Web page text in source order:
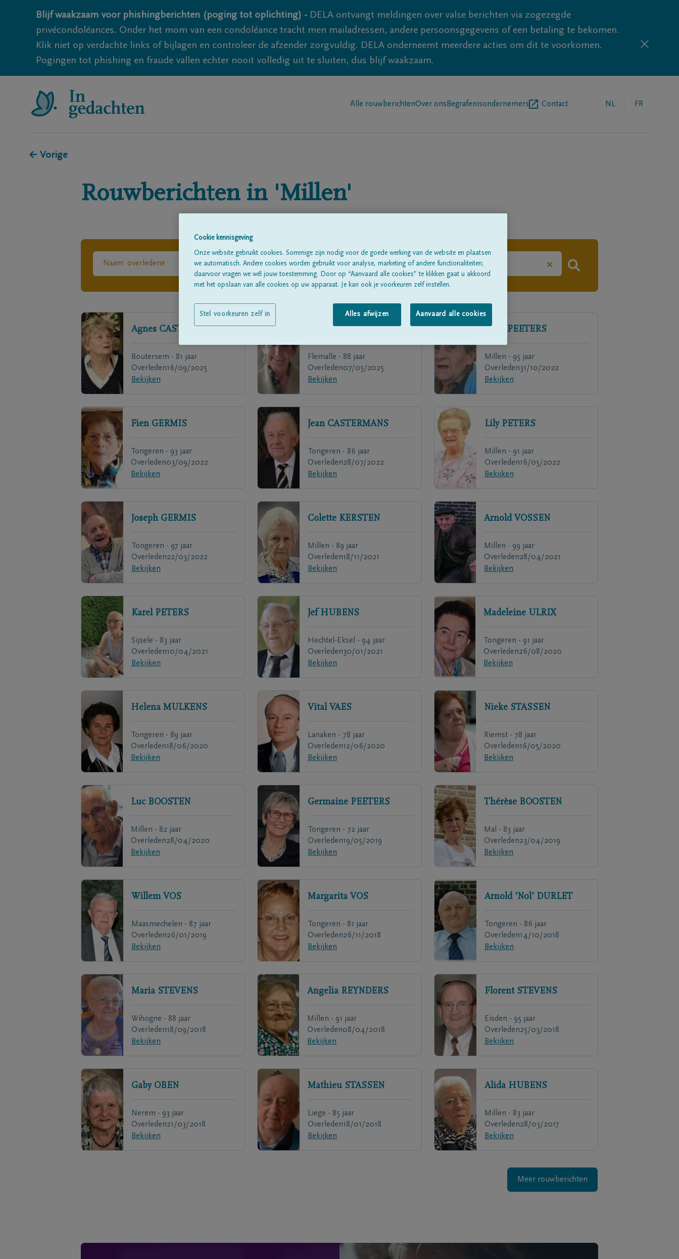
Blijf waakzaam voor phishingberichten (poging tot oplichting) - DELA ontvangt meldingen over valse berichten via zogezegde
privécondoléances. Onder het mom van een condoléance tracht men mailadressen, andere persoonsgegevens of een betaling te bekomen.
Klik niet op verdachte links of bijlagen en controleer de afzender zorgvuldig. DELA onderneemt meerdere acties om dit te voorkomen.
Pogingen tot phishing en fraude vallen echter nooit volledig uit te sluiten, dus blijf waakzaam.
Alle rouwberichtenOver ons Begrafenisondernemers Contact NL FR
← Vorige
Rouwberichten in 'Millen'
×
Agnes CASTERMANS
Boutersem - 81 jaar
Overleden16/09/2025
Bekijken
Flemalle - 88 jaar
Overleden07/05/2025
Bekijken
PEETERS
Millen - 95 jaar
Overleden31/10/2022
Bekijken
Fien GERMIS
Tongeren - 93 jaar
Overleden03/09/2022
Bekijken
Jean CASTERMANS
Tongeren - 86 jaar
Overleden28/07/2022
Bekijken
Lily PETERS
Millen - 91 jaar
Overleden16/05/2022
Bekijken
Joseph GERMIS
Tongeren - 97 jaar
Overleden22/03/2022
Bekijken
Colette KERSTEN
Millen - 89 jaar
Overleden18/11/2021
Bekijken
Arnold VOSSEN
Millen - 99 jaar
Overleden28/04/2021
Bekijken
Karel PETERS
Sijsele - 83 jaar
Overleden10/04/2021
Bekijken
Jef HUBENS
Hechtel-Eksel - 94 jaar
Overleden30/01/2021
Bekijken
Madeleine ULRIX
Tongeren - 91 jaar
Overleden26/08/2020
Bekijken
Helena MULKENS
Tongeren - 89 jaar
Overleden18/06/2020
Bekijken
Vital VAES
Lanaken - 78 jaar
Overleden12/06/2020
Bekijken
Nieke STASSEN
Riemst - 78 jaar
Overleden16/05/2020
Bekijken
Luc BOOSTEN
Millen - 82 jaar
Overleden28/04/2020
Bekijken
Germaine PEETERS
Tongeren - 72 jaar
Overleden19/05/2019
Bekijken
Thérèse BOOSTEN
Mal - 83 jaar
Overleden23/04/2019
Bekijken
Willem VOS
Maasmechelen - 87 jaar
Overleden26/01/2019
Bekijken
Margarita VOS
Tongeren - 81 jaar
Overleden26/11/2018
Bekijken
Arnold 'Nol' DURLET
Tongeren - 86 jaar
Overleden14/10/2018
Bekijken
Maria STEVENS
Wihogne - 88 jaar
Overleden18/09/2018
Bekijken
Angelia REYNDERS
Millen - 91 jaar
Overleden08/04/2018
Bekijken
Florent STEVENS
Eisden - 95 jaar
Overleden25/03/2018
Bekijken
Gaby OBEN
Nerem - 93 jaar
Overleden21/03/2018
Bekijken
Mathieu STASSEN
Liege - 85 jaar
Overleden18/01/2018
Bekijken
Alida HUBENS
Millen - 83 jaar
Overleden28/03/2017
Bekijken
Meer rouwberichten
Cookie kennisgeving
Onze website gebruikt cookies. Sommige zijn nodig voor de goede werking van de website en plaatsen
we automatisch. Andere cookies worden gebruikt voor analyse, marketing of andere functionaliteiten;
daarvoor vragen we wél jouw toestemming. Door op “Aanvaard alle cookies” te klikken gaat u akkoord
met het opslaan van alle cookies op uw apparaat. Je kan ook je voorkeuren zelf instellen.
Alles afwijzen Aanvaard alle cookies
Stel voorkeuren zelf in